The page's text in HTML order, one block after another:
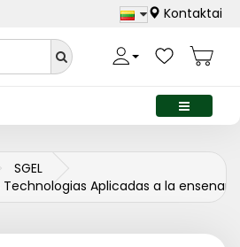
Kontaktai
SGEL
Aplicadas a la